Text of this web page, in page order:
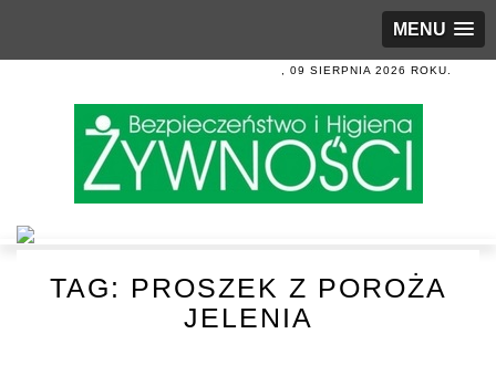
MENU
, 09 SIERPNIA 2026 ROKU.
TAG: PROSZEK Z POROŻA
JELENIA